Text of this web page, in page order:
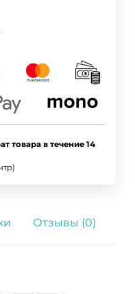
товара в течение 14
Отзывы (0)